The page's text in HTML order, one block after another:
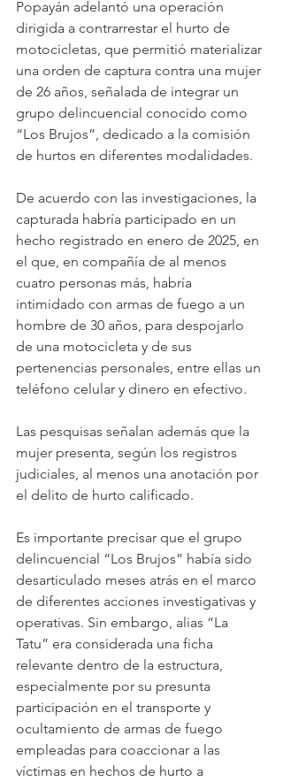
Popayán adelantó una operación
dirigida a contrarrestar el hurto de
motocicletas, que permitió materializar
una orden de captura contra una mujer
de 26 años, señalada de integrar un
grupo delincuencial conocido como
“Los Brujos”, dedicado a la comisión
de hurtos en diferentes modalidades.
De acuerdo con las investigaciones, la
capturada habría participado en un
hecho registrado en enero de 2025, en
el que, en compañía de al menos
cuatro personas más, habría
intimidado con armas de fuego a un
hombre de 30 años, para despojarlo
de una motocicleta y de sus
pertenencias personales, entre ellas un
teléfono celular y dinero en efectivo.
Las pesquisas señalan además que la
mujer presenta, según los registros
judiciales, al menos una anotación por
el delito de hurto calificado.
Es importante precisar que el grupo
delincuencial “Los Brujos” había sido
desarticulado meses atrás en el marco
de diferentes acciones investigativas y
operativas. Sin embargo, alias “La
Tatu” era considerada una ficha
relevante dentro de la estructura,
especialmente por su presunta
participación en el transporte y
ocultamiento de armas de fuego
empleadas para coaccionar a las
víctimas en hechos de hurto a